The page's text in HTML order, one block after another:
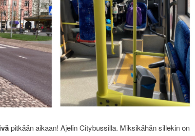
pitkään aikaan! Ajelin Citybussilla. Miksikähän sillekin on